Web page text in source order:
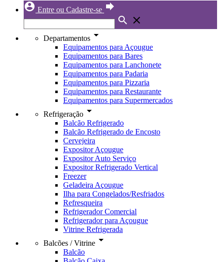
account_circle Entre ou Cadastre-se forward
search close
Departamentos arrow_drop_down
Equipamentos para Açougue
Equipamentos para Bares
Equipamentos para Lanchonete
Equipamentos para Padaria
Equipamentos para Pizzaria
Equipamentos para Restaurante
Equipamentos para Supermercados
Refrigeração arrow_drop_down
Balcão Refrigerado
Balcão Refrigerado de Encosto
Cervejeira
Expositor Açougue
Expositor Auto Serviço
Expositor Refrigerado Vertical
Freezer
Geladeira Açougue
Ilha para Congelados/Resfriados
Refresqueira
Refrigerador Comercial
Refrigerador para Açougue
Vitrine Refrigerada
Balcões / Vitrine arrow_drop_down
Balcão